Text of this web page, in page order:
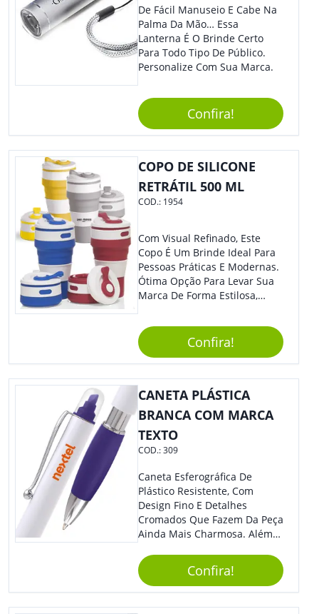
De Fácil Manuseio E Cabe Na
Palma Da Mão… Essa
Lanterna É O Brinde Certo
Para Todo Tipo De Público.
Personalize Com Sua Marca.
Confira!
COPO DE SILICONE
RETRÁTIL 500 ML
COD.: 1954
Com Visual Refinado, Este
Copo É Um Brinde Ideal Para
Pessoas Práticas E Modernas.
Ótima Opção Para Levar Sua
Marca De Forma Estilosa,
Empresa Em Eventos,
Reuniões Corporativas Ou Até
Mesmo Para Presentear
Colaboradores.
Confira!
CANETA PLÁSTICA
BRANCA COM MARCA
TEXTO
COD.:309
Caneta Esferográfica De
Plástico Resistente, Com
Design Fino E Detalhes
Cromados Que Fazem Da Peça
Ainda Mais Charmosa. Além
Seu Acionamento É Por Giro.
Perfeita Para Diversas
Ocasiões Do Dia A Dia.
Confira!